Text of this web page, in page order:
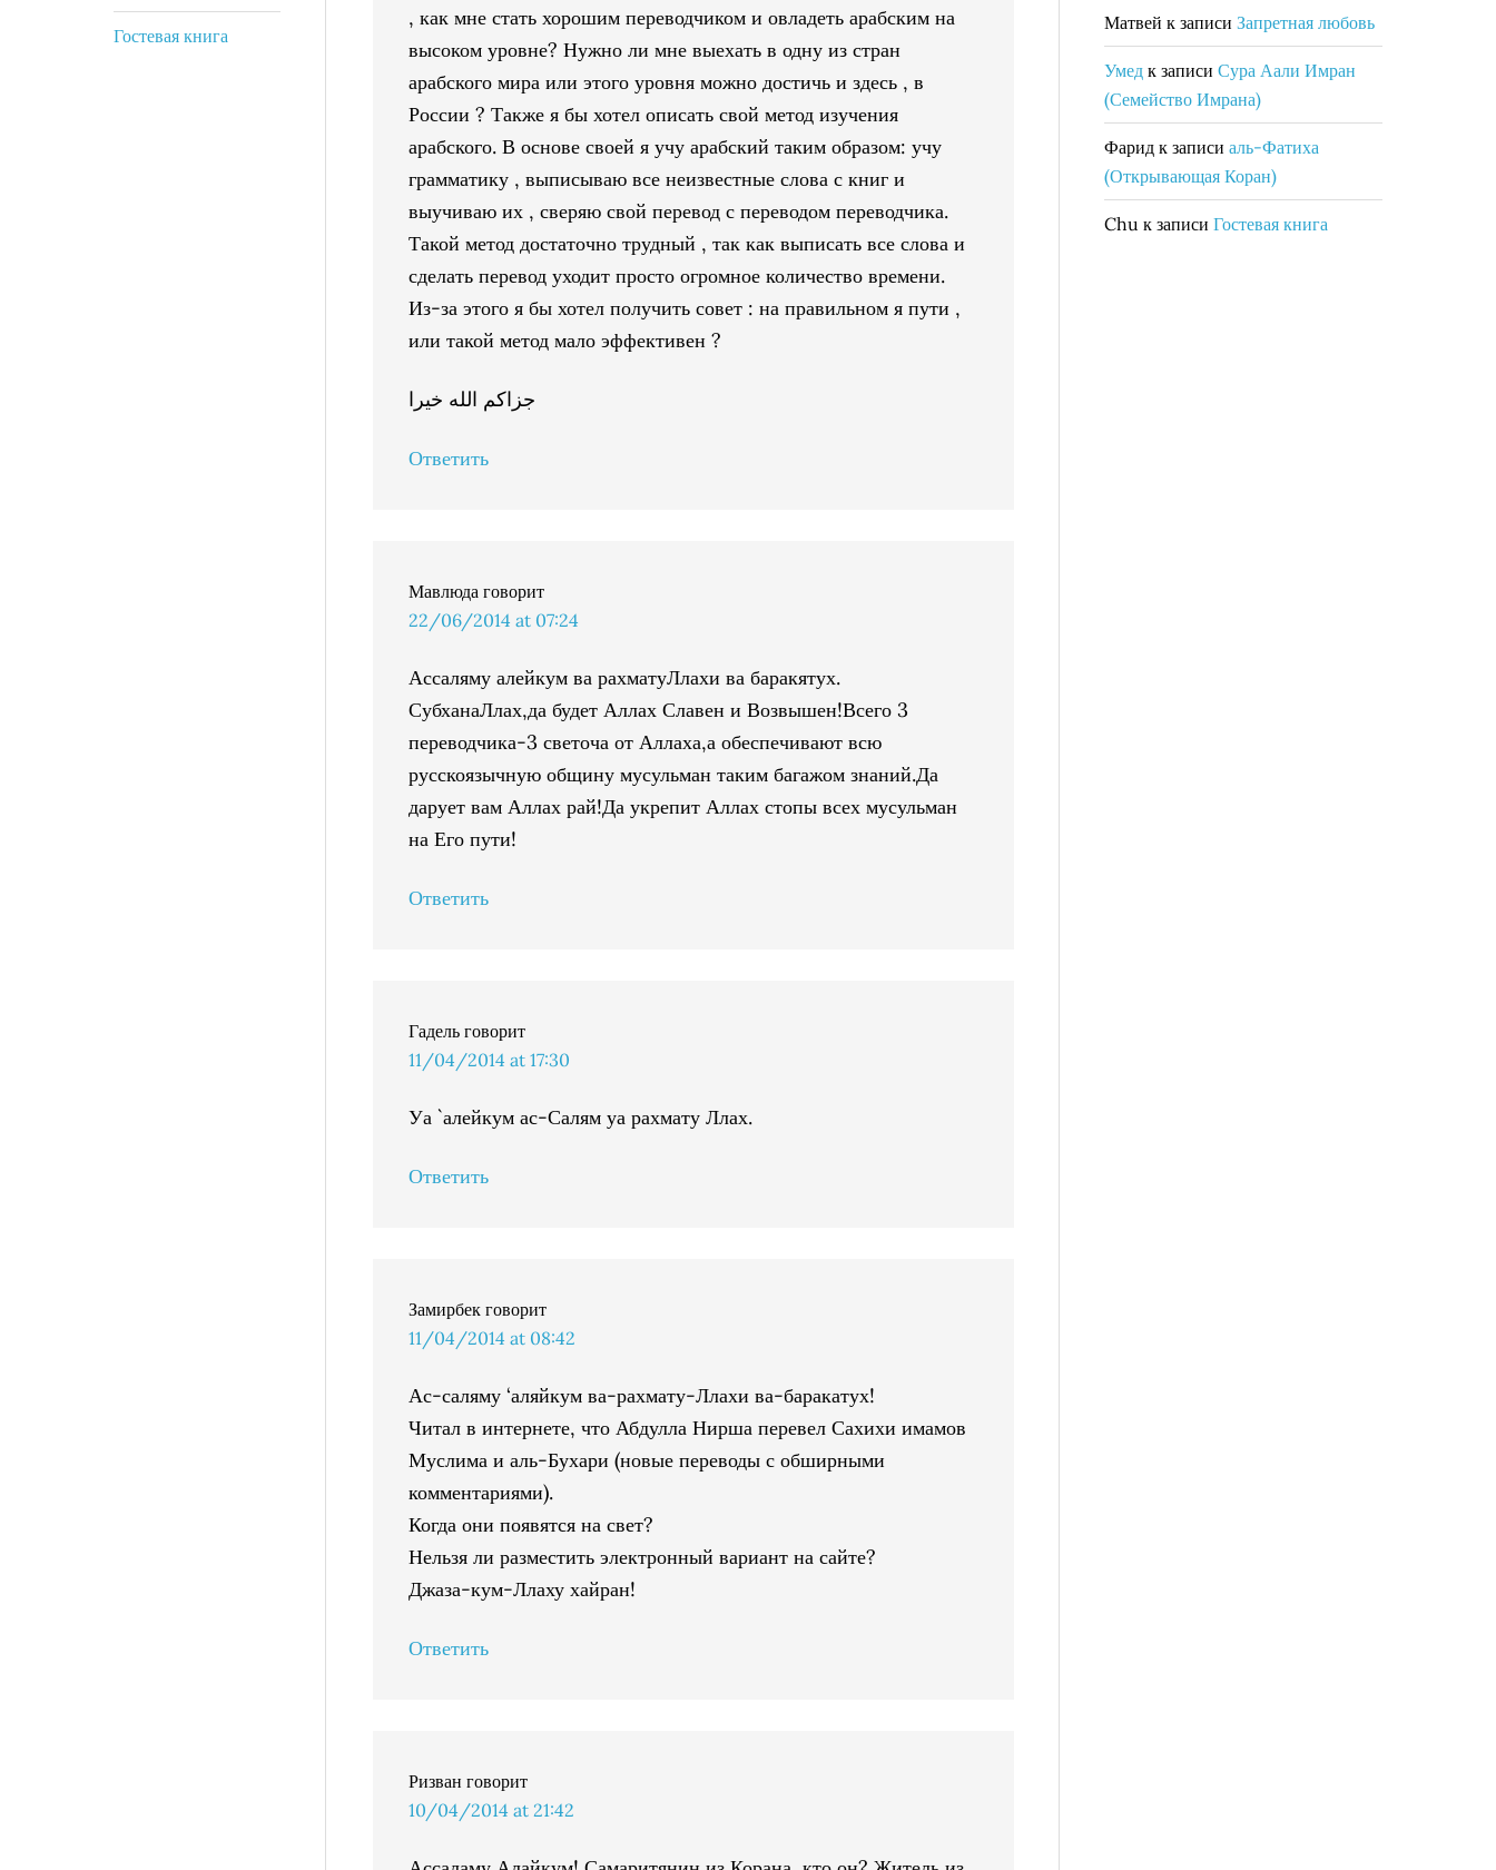
, как мне стать хорошим переводчиком и овладеть арабским на
высоком уровне? Нужно ли мне выехать в одну из стран
арабского мира или этого уровня можно достичь и здесь , в
России ? Также я бы хотел описать свой метод изучения
арабского. В основе своей я учу арабский таким образом: учу
грамматику , выписываю все неизвестные слова с книг и
выучиваю их , сверяю свой перевод с переводом переводчика.
Такой метод достаточно трудный , так как выписать все слова и
сделать перевод уходит просто огромное количество времени.
Из-за этого я бы хотел получить совет : на правильном я пути ,
или такой метод мало эффективен ?
جزاكم الله خيرا
Ответить
Мавлюда говорит
22/06/2014 at 07:24
Ассаляму алейкум ва рахматуЛлахи ва баракятух.
СубханаЛлах,да будет Аллах Славен и Возвышен!Всего 3
переводчика-3 светоча от Аллаха,а обеспечивают всю
русскоязычную общину мусульман таким багажом знаний.Да
дарует вам Аллах рай!Да укрепит Аллах стопы всех мусульман
на Его пути!
Ответить
Гадель говорит
11/04/2014 at 17:30
Уа `алейкум ас-Салям уа рахмату Ллах.
Ответить
Замирбек говорит
11/04/2014 at 08:42
Ас-саляму ‘аляйкум ва-рахмату-Ллахи ва-баракатух!
Читал в интернете, что Абдулла Нирша перевел Сахихи имамов
Муслима и аль-Бухари (новые переводы с обширными
комментариями).
Когда они появятся на свет?
Нельзя ли разместить электронный вариант на сайте?
Джаза-кум-Ллаху хайран!
Ответить
Ризван говорит
10/04/2014 at 21:42
Матвей к записи Запретная любовь
Умед к записи Сура Аали Имран
(Семейство Имрана)
Фарид к записи аль-Фатиха
(Открывающая Коран)
Chu к записи Гостевая книга
Гостевая книга